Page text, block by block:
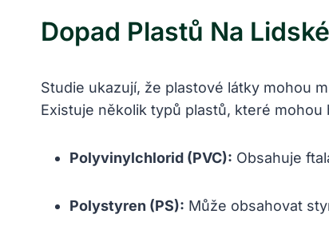
Dopad Plastů Na
Studie ukazují, že plastové látky mohou
Existuje několik typů plastů, které
Polyvinylchlorid (PVC): Obsahuje
Polystyren (PS): Může obsahovat